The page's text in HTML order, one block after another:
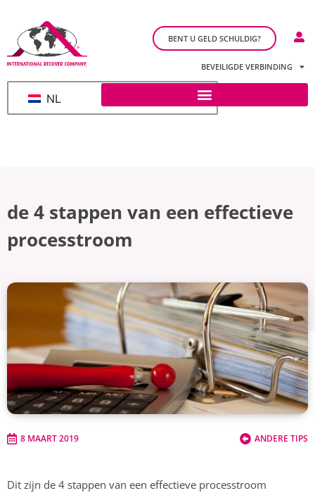
NL
BENT U GELD SCHULDIG?
BEVEILIGDE VERBINDING
de 4 stappen van een effectieve
processtroom
8 MAART 2019 ANDERE TIPS
Dit zijn de 4 stappen van een effectieve processtroom